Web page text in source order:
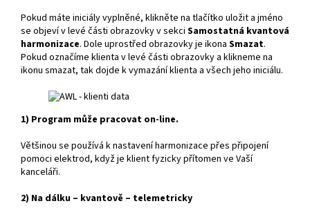
Pokud máte iniciály vyplněné, klikněte na tlačítko uložit a jméno
se objeví v levé části obrazovky v sekci Samostatná kvantová
harmonizace. Dole uprostřed obrazovky je ikona Smazat.
Pokud označíme klienta v levé části obrazovky a klikneme na
ikonu smazat, tak dojde k vymazání klienta a všech jeho iniciálu.
1) Program může pracovat on-line.
Většinou se používá k nastavení harmonizace přes připojení
pomoci elektrod, když je klient fyzicky přítomen ve Vaší
kanceláři.
2) Na dálku – kvantově – telemetricky